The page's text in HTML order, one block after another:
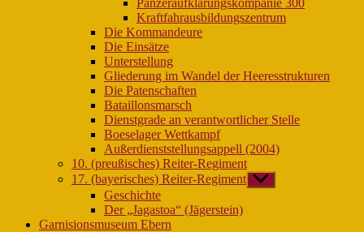
Panzeraufklärungskompanie 300
Kraftfahrausbildungszentrum
Die Kommandeure
Die Einsätze
Unterstellung
Gliederung im Wandel der Heeresstrukturen
Die Patenschaften
Bataillonsmarsch
Dienstgrade an verantwortlicher Stelle
Boeselager Wettkampf
Außerdienststellungsappell (2004)
10. (preußisches) Reiter-Regiment
17. (bayerisches) Reiter-Regiment Untermenü
anzeigen
Geschichte
Der „Jagastoa“ (Jägerstein)
Garnisionsmuseum Ebern